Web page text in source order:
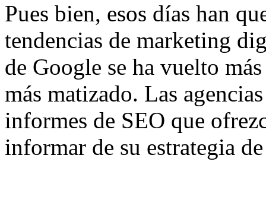
Pues bien, esos días han
tendencias de marketing
de Google se ha vuelto
más matizado. Las
informes de SEO que
informar de su estrategia